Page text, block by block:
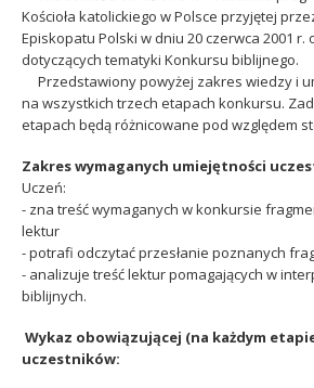
Kościoła katolickiego w Polsce przyjętej
Episkopatu Polski w dniu 20 czerwca 2001 r.
dotyczących tematyki Konkursu biblijnego.
Przedstawiony powyżej zakres wiedzy i
na wszystkich trzech etapach konkursu.
etapach będą różnicowane pod względem
Zakres wymaganych umiejętności
Uczeń:
- zna treść wymaganych w konkursie
lektur
- potrafi odczytać przesłanie poznanych
- analizuje treść lektur pomagających w
biblijnych.
Wykaz obowiązującej (na każdym
uczestników: